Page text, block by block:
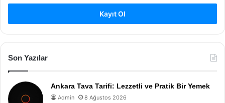
Kayıt Ol
Son Yazılar
Ankara Tava Tarifi: Lezzetli ve Pratik Bir Yemek
Admin 8 Ağustos 2026